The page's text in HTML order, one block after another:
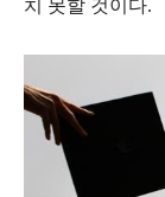
치 못할 것이다.